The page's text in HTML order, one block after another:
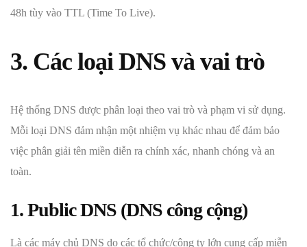
48h tùy vào TTL (Time To Live).
3. Các loại DNS và vai trò
Hệ thống DNS được phân loại theo vai trò và phạm vi sử dụng.
Mỗi loại DNS đảm nhận một nhiệm vụ khác nhau để đảm bảo
việc phân giải tên miền diễn ra chính xác, nhanh chóng và an
toàn.
1. Public DNS (DNS công cộng)
Là các máy chủ DNS do các tổ chức/công ty lớn cung cấp miễn